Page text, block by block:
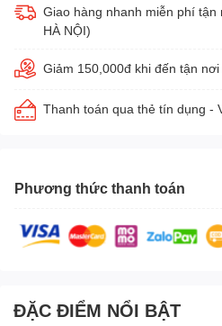
Giao hàng nhanh miễn phí
HÀ NỘI)
Giảm 150,000đ khi đến tận
Thanh toán qua thẻ tín dụng -
Phương thức thanh toán
ĐẶC ĐIỂM NỔI BẬT